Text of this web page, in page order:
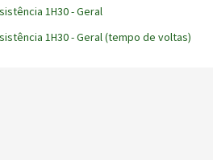
1H30 - Geral
1H30 - Geral (tempo de voltas)